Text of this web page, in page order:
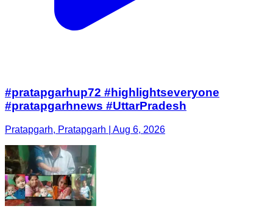
#pratapgarhup72 #highlightseveryone
#pratapgarhnews #UttarPradesh
Pratapgarh, Pratapgarh | Aug 6, 2026